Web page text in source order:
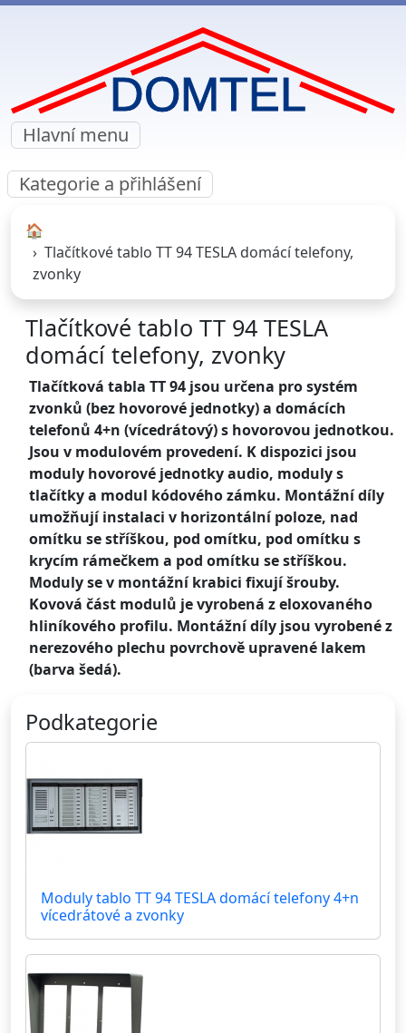
Hlavní menu
Kategorie a přihlášení
🏠︎
Tlačítkové tablo TT 94 TESLA domácí telefony,
zvonky
Tlačítkové tablo TT 94 TESLA
domácí telefony, zvonky
Tlačítková tabla TT 94 jsou určena pro systém
zvonků (bez hovorové jednotky) a domácích
telefonů 4+n (vícedrátový) s hovorovou jednotkou.
Jsou v modulovém provedení. K dispozici jsou
moduly hovorové jednotky audio, moduly s
tlačítky a modul kódového zámku. Montážní díly
umožňují instalaci v horizontální poloze, nad
omítku se stříškou, pod omítku, pod omítku s
krycím rámečkem a pod omítku se stříškou.
Moduly se v montážní krabici fixují šrouby.
Kovová část modulů je vyrobená z eloxovaného
hliníkového profilu. Montážní díly jsou vyrobené z
nerezového plechu povrchově upravené lakem
(barva šedá).
Podkategorie
Moduly tablo TT 94 TESLA domácí telefony 4+n
vícedrátové a zvonky